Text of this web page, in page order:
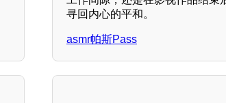
寻回内心的平和。
asmr帕斯Pass